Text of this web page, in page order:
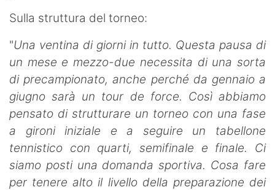
Sulla struttura del torneo:
"Una ventina di giorni in tutto. Questa pausa di
un mese e mezzo-due necessita di una sorta
di precampionato, anche perché da gennaio a
giugno sarà un tour de force. Così abbiamo
pensato di strutturare un torneo con una fase
a gironi iniziale e a seguire un tabellone
tennistico con quarti, semifinale e finale.
Ci
siamo posti una domanda sportiva. Cosa fare
per tenere alto il livello della preparazione dei